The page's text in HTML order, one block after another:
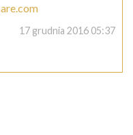
17 grudnia 2016 05:37